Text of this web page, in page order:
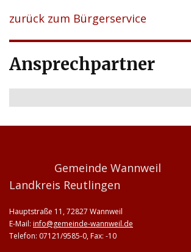
zurück zum Bürgerservice
Ansprechpartner
Gemeinde Wannweil
Landkreis Reutlingen
Hauptstraße 11, 72827 Wannweil
E-Mail: info@gemeinde-wannweil.de
Telefon: 07121/9585-0, Fax: -10